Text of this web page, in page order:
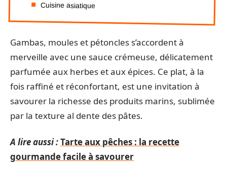
Cuisine asiatique
Gambas, moules et pétoncles s’accordent à
merveille avec une sauce crémeuse, délicatement
parfumée aux herbes et aux épices. Ce plat, à la
fois raffiné et réconfortant, est une invitation à
savourer la richesse des produits marins, sublimée
par la texture al dente des pâtes.
A lire aussi :Tarte aux pêches : la recette
gourmande facile à savourer